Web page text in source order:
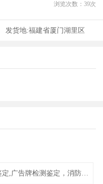
浏览次数： 39次
发货地:福建省厦门湖里区
房屋检测鉴定,广告牌检测鉴定，消防检测